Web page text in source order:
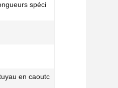
spéci
en caoutc